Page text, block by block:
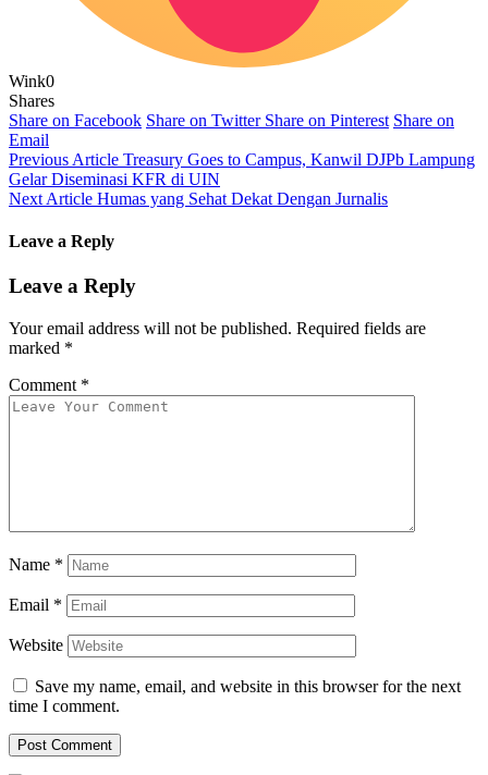
Wink0
Shares
Share on Facebook Share on Twitter Share on Pinterest Share on
Email
Previous Article Treasury Goes to Campus, Kanwil DJPb Lampung
Gelar Diseminasi KFR di UIN
Next Article Humas yang Sehat Dekat Dengan Jurnalis
Leave a Reply
Leave a Reply
Your email address will not be published. Required fields are
marked *
Comment *
Name *
Email *
Website
Save my name, email, and website in this browser for the next
time I comment.